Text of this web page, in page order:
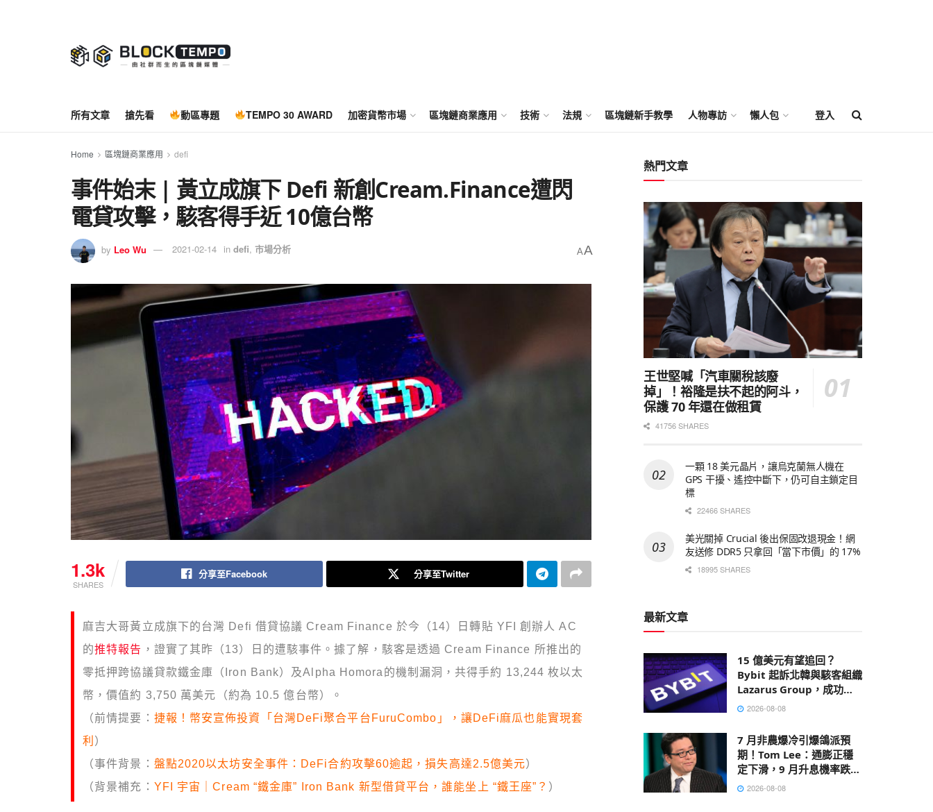
所有文章 搶先看 動區專題 TEMPO 30 AWARD 加密貨幣市場 區塊鏈商業應用 技術 法規 區塊鏈新手教學 人物專訪 懶人包 登入
Home 區塊鏈商業應用 defi
事件始末 | 黃立成旗下 Defi 新創Cream.Finance遭閃
電貸攻擊，駭客得手近 10億台幣
by Leo Wu 2021-02-14 in defi, 市場分析 AA
1.3k
SHARES
分享至Facebook 分享至Twitter
麻吉大哥黃立成旗下的台灣 Defi 借貸協議 Cream Finance 於今（14）日轉貼 YFI 創辦人 AC
的推特報告 ，證實了其昨（13）日的遭駭事件。據了解，駭客是透過 Cream Finance 所推出的
零抵押跨協議貸款鐵金庫（Iron Bank）及Alpha Homora的機制漏洞，共得手約 13,244 枚以太
幣，價值約 3,750 萬美元（約為 10.5 億台幣）。
（前情提要： 捷報！幣安宣佈投資「台灣DeFi聚合平台FuruCombo」，讓DeFi麻瓜也能實現套
利 ）
（事件背景： 盤點2020以太坊安全事件：DeFi合約攻擊60逾起，損失高達2.5億美元）
（背景補充： YFI 宇宙｜Cream “鐵金庫” Iron Bank 新型借貸平台，誰能坐上 “鐵王座”？ ）
熱門文章
王世堅喊「汽車關稅該廢
掉」！裕隆是扶不起的阿斗，
保護 70 年還在做租賃
41756 SHARES
一顆 18 美元晶片，讓烏克蘭無人機在
GPS 干擾、遙控中斷下，仍可自主鎖定目
標
22466 SHARES
美光關掉 Crucial 後出保固改退現金！網
友送修 DDR5 只拿回「當下市價」的 17%
18995 SHARES
最新文章
15 億美元有望追回？
Bybit 起訴北韓與駭客組織
Lazarus Group，成功凍
結部分贓款
2026-08-08
7 月非農爆冷引爆鴿派預
期！Tom Lee：通膨正穩
定下滑，9 月升息機率跌破
40%2026-08-08